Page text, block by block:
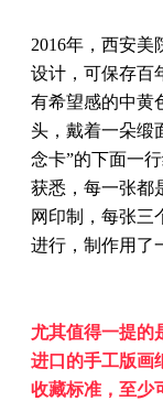
2016年，西安
设计，可保存百
有希望感的中黄
头，戴着一朵缎
念卡”的下面一
获悉，每一张都
网印制，每张三
进行，制作用了
尤其值得一提的
进口的手工版画
收藏标准，至少